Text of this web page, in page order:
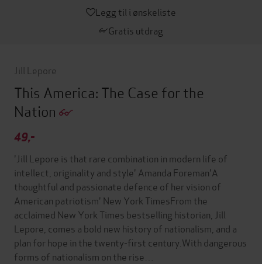
Legg til i ønskeliste
Gratis utdrag
Jill Lepore
This America: The Case for the
Nation
49,-
'Jill Lepore is that rare combination in modern life of
intellect, originality and style' Amanda Foreman'A
thoughtful and passionate defence of her vision of
American patriotism' New York TimesFrom the
acclaimed New York Times bestselling historian, Jill
Lepore, comes a bold new history of nationalism, and a
plan for hope in the twenty-first century.With dangerous
forms of nationalism on the rise…